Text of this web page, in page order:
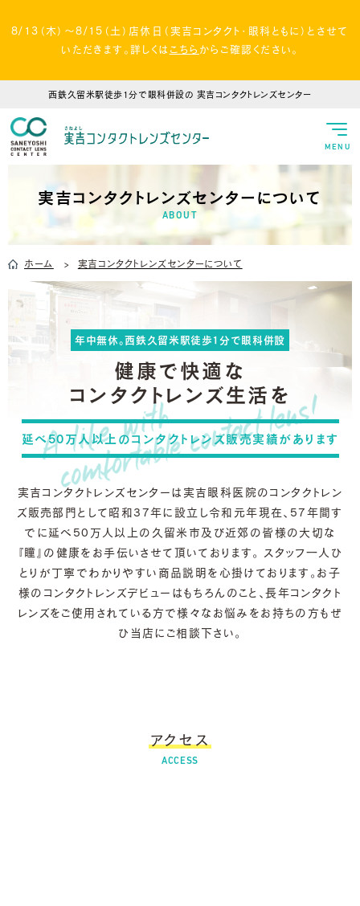
8/13（木）～8/15（土）店休日（実吉コンタクト・眼科ともに）とさせて
いただきます。詳しくは こちら からご確認ください。
西鉄久留米駅徒歩1分で眼科併設の 実吉コンタクトレンズセンター
MENU
実吉コンタクトレンズセンターについて
ABOUT
ホーム 実吉コンタクトレンズセンターについて
年中無休。西鉄久留米駅徒歩1分で眼科併設
健康で快適な
コンタクトレンズ生活を
延べ50万人以上のコンタクトレンズ販売実績があります
実吉コンタクトレンズセンターは実吉眼科医院のコンタクトレン
ズ販売部門として昭和37年に設立し令和元年現在、57年間す
でに延べ50万人以上の久留米市及び近郊の皆様の大切な
『瞳』の健康をお手伝いさせて頂いております。
スタッフ一人ひ
とりが丁寧でわかりやすい商品説明を心掛けております。 お子
様のコンタクトレンズデビューはもちろんのこと、長年コンタクト
レンズをご使用されている方で様々なお悩みをお持ちの方もぜ
ひ当店にご相談下さい。
アクセス
ACCESS